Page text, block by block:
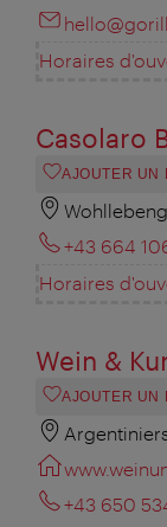
Horaires
Casolaro
AJOUTER UN
+43 664
Horaires
Wein &
AJOUTER UN
+43 650